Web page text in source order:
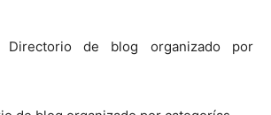
Directorio de blog organizado por